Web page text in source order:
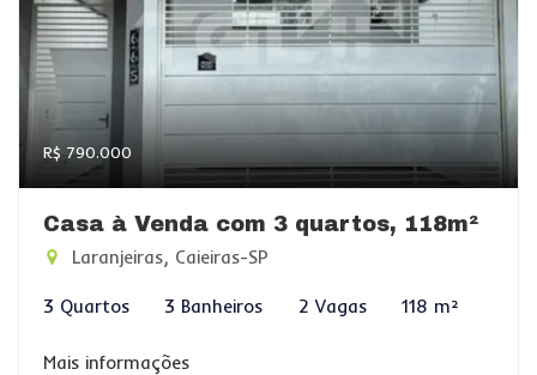
R$ 790.000
Casa à Venda com 3 quartos, 118m²
Laranjeiras, Caieiras-SP
3 Quartos 3 Banheiros 2 Vagas 118 m²
Mais informações